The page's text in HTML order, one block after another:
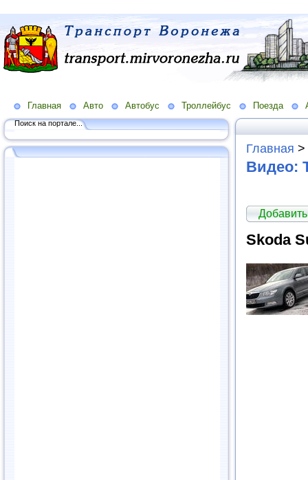
Главная Авто Автобус Троллейбус Поезда
Поиск на портале...
Главная >
Видео:
Skoda